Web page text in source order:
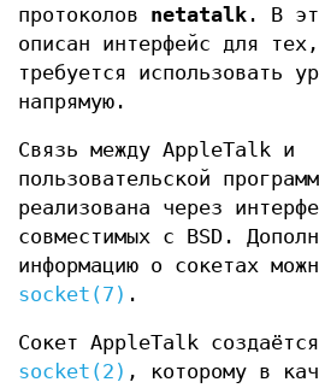
протоколов netatalk . В
описан интерфейс для
требуется использовать
напрямую.
Связь между AppleTalk и
пользовательской
реализована через
совместимых с BSD.
информацию о сокетах
socket(7) .
Сокет AppleTalk
socket(2) , которому в